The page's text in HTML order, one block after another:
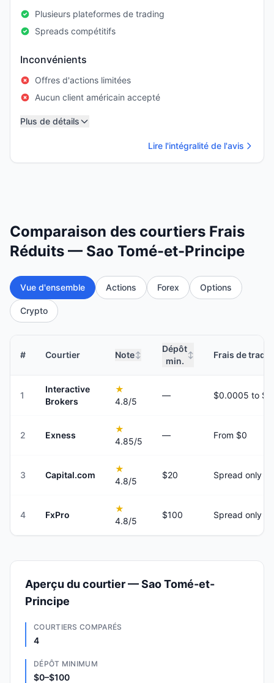
Plusieurs plateformes de trading
Spreads compétitifs
Inconvénients
Offres d'actions limitées
Aucun client américain accepté
Plus de détails
Lire l'intégralité de l'avis
Comparaison des courtiers Frais
Réduits — Sao Tomé-et-Principe
Vue d'ensemble Actions Forex Options
Crypto
# Courtier Note↕
Dépôt
min.
↕ Frais de
1
Interactive
Brokers
★
4.8/5
—
2 Exness
★
4.85/5
— From $0
3 Capital.com
★
4.8/5
$20 Spread only
4 FxPro
★
4.8/5
$100 Spread only
Aperçu du courtier — Sao Tomé-et-
Principe
COURTIERS COMPARÉS
4
DÉPÔT MINIMUM
$0–$100